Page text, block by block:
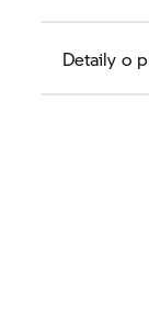
Detaily o